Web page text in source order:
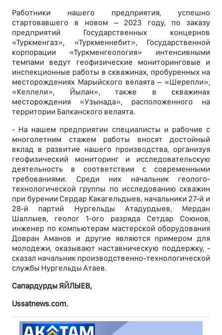
Работники нашего предприятия, успешно
стартовавшего в новом – 2023 году, по заказу
предприятий Государственных концернов
«Туркменгаз», «Туркменнебит», Государственной
корпорации «Туркменгеология» интенсивными
темпами ведут геофизические мониторинговые и
инспекционные работы в скважинах, пробуренных на
месторождениях Марыйского велаята – «Шерепли»,
«Келлели», Йылан», также в скважинах
месторождения «Узынада», расположенного на
территории Балканского велаята.
- На нашем предприятии специалисты и рабочие с
многолетним стажем работы вносят достойный
вклад в развитие нашего производства, организуя
геофизический мониторинг и исследовательскую
деятельность в соответствии с современными
требованиями. Среди них начальник геолого-
технологической группы по исследованию скважин
при бурении Сердар Какагельдыев, начальники 27-й и
28-й партий Нургельды Атадурдыев, Мердан
Шаллыев, геолог 1-ого разряда Сетдар Союнов,
инженер по компьютерам мастерской оборудования
Довран Аманов и другие являются примером для
молодежи, оказывают наставническую поддержку, -
сказал начальник производственно-технологической
службы Нургельды Атаев.
Сапардурды ЯЙЛЫЕВ,
Ussatnews.com.